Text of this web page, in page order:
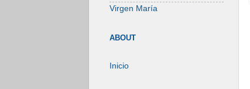
Virgen María
ABOUT
Inicio